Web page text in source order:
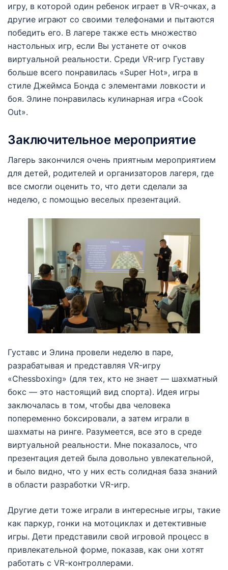
игру, в которой один ребенок играет в VR-очках, а
другие играют со своими телефонами и пытаются
победить его. В лагере также есть множество
настольных игр, если Вы устанете от очков
виртуальной реальности. Среди VR-игр Густаву
больше всего понравилась «Super Hot», игра в
стиле Джеймса Бонда с элементами ловкости и
боя. Элине понравилась кулинарная игра «Cook
Out».
Заключительное мероприятие
Лагерь закончился очень приятным мероприятием
для детей, родителей и организаторов лагеря, где
все смогли оценить то, что дети сделали за
неделю, с помощью веселых презентаций.
Густавс и Элина провели неделю в паре,
разрабатывая и представляя VR-игру
«Chessboxing» (для тех, кто не знает — шахматный
бокс — это настоящий вид спорта). Идея игры
заключалась в том, чтобы два человека
попеременно боксировали, а затем играли в
шахматы на ринге. Разумеется, все это в среде
виртуальной реальности. Мне показалось, что
презентация детей была довольно увлекательной,
и было видно, что у них есть солидная база знаний
в области разработки VR-игр.
Другие дети тоже играли в интересные игры, такие
как паркур, гонки на мотоциклах и детективные
игры. Дети представили свой игровой процесс в
привлекательной форме, показав, как они хотят
работать с VR-контроллерами.